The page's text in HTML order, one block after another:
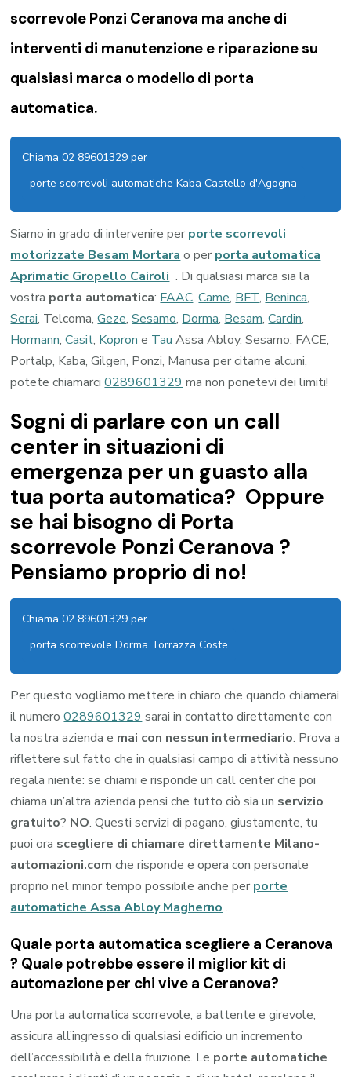
scorrevole Ponzi Ceranova ma anche di
interventi di manutenzione e riparazione su
qualsiasi marca o modello di porta
automatica.
Chiama 02 89601329 per
porte scorrevoli automatiche Kaba Castello d'Agogna
Siamo in grado di intervenire per porte scorrevoli
motorizzate Besam Mortara o per porta automatica
Aprimatic Gropello Cairoli . Di qualsiasi marca sia la
vostra porta automatica: FAAC,Came, BFT, Beninca,
Serai, Telcoma,Geze,Sesamo, Dorma, Besam,Cardin,
Hormann,Casit, Kopron e Tau Assa Abloy, Sesamo, FACE,
Portalp, Kaba, Gilgen, Ponzi, Manusa per citarne alcuni,
potete chiamarci0289601329 ma non ponetevi dei limiti!
Sogni di parlare con un call
center in situazioni di
emergenza per un guasto alla
tua porta automatica? Oppure
se hai bisogno di Porta
scorrevole Ponzi Ceranova ?
Pensiamo proprio di no!
Chiama 02 89601329 per
porta scorrevole Dorma Torrazza Coste
Per questo vogliamo mettere in chiaro che quando chiamerai
il numero0289601329sarai in contatto direttamente con
la nostra azienda e mai con nessun intermediario. Prova a
riflettere sul fatto che in qualsiasi campo di attività nessuno
regala niente: se chiami e risponde un call center che poi
chiama un’altra azienda pensi che tutto ciò sia un servizio
gratuito? NO. Questi servizi di pagano, giustamente, tu
puoi ora scegliere di chiamare direttamente Milano-
automazioni.com che risponde e opera con personale
proprio nel minor tempo possibile anche per porte
automatiche Assa Abloy Magherno.
Quale porta automatica scegliere a Ceranova
? Quale potrebbe essere il miglior kit di
automazione per chi vive a Ceranova?
Una porta automatica scorrevole, a battente e girevole,
assicura all’ingresso di qualsiasi edificio un incremento
dell’accessibilità e della fruizione. Le porte automatiche